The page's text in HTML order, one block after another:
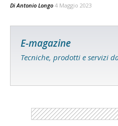
DiAntonio Longo 4 Maggio 2023
E-magazine
Tecniche, prodotti e servizi